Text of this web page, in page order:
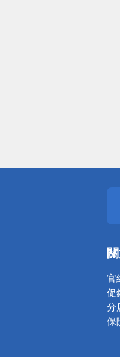
官
促
分
保